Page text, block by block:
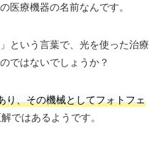
医療機器の名前なんです。
という言葉で、光を使った治療
ではないでしょうか？
り、その機械としてフォトフェ
ではあるようです。